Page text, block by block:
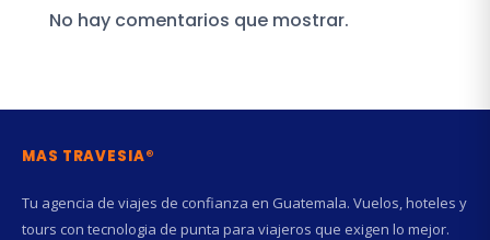
No hay comentarios que mostrar.
MAS TRAVESIA®
Tu agencia de viajes de confianza en Guatemala. Vuelos, hoteles y
tours con tecnologia de punta para viajeros que exigen lo mejor.